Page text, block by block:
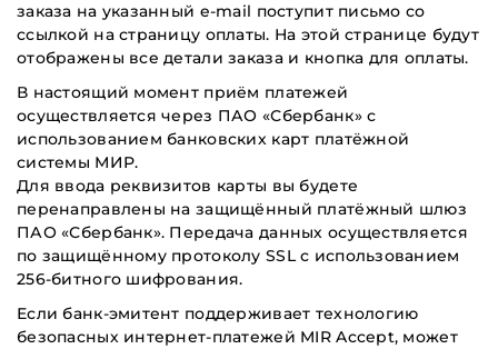
заказа на указанный e-mail поступит письмо со
ссылкой на страницу оплаты. На этой странице будут
отображены все детали заказа и кнопка для оплаты.
В настоящий момент приём платежей
осуществляется через ПАО «Сбербанк» с
использованием банковских карт платёжной
системы МИР.
Для ввода реквизитов карты вы будете
перенаправлены на защищённый платёжный шлюз
ПАО «Сбербанк». Передача данных осуществляется
по защищённому протоколу SSL с использованием
256-битного шифрования.
Если банк-эмитент поддерживает технологию
безопасных интернет-платежей MIR Accept, может